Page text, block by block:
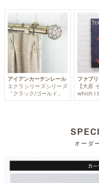
アイアンカーテンレール
エクラシリーズシリーズ
「クラック/ゴールド」
ファブ
【大原
which I
オーダ